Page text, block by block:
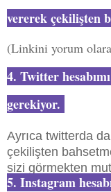
vererek çekilişten
(Linkini yorum
4. Twitter hesabımı
gerekiyor.
Ayrıca twitterda
çekilişten
sizi görmekten
5. Instagram